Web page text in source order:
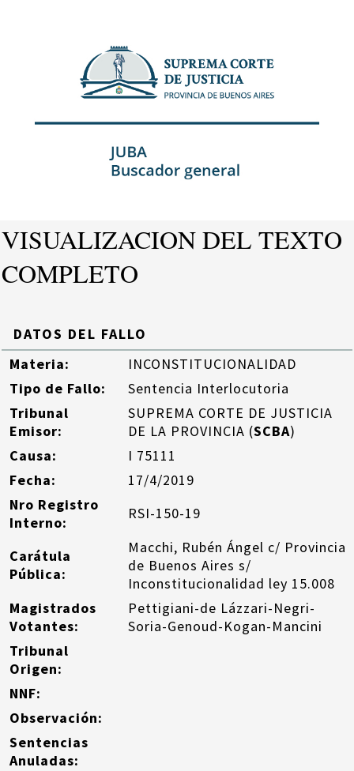
VISUALIZACION DEL TEXTO
COMPLETO
DATOS DEL FALLO
Materia:
INCONSTITUCIONALIDAD
Tipo de Fallo:
Sentencia Interlocutoria
Tribunal
Emisor:
SUPREMA CORTE DE JUSTICIA
DE LA PROVINCIA (SCBA)
Causa:
I 75111
Fecha:
17/4/2019
Nro Registro
Interno:
RSI-150-19
Carátula
Pública:
Macchi, Rubén Ángel c/ Provincia
de Buenos Aires s/
Inconstitucionalidad ley 15.008
Magistrados
Votantes:
Pettigiani-de Lázzari-Negri-
Soria-Genoud-Kogan-Mancini
Tribunal
Origen:
NNF:
Observación:
Sentencias
Anuladas: